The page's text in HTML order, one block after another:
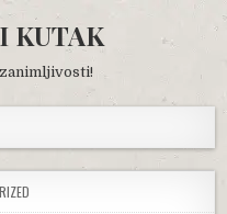
KUTAK